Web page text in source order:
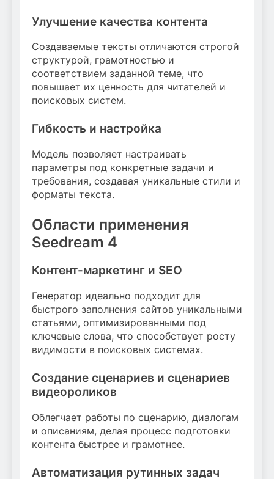
Улучшение качества контента
Создаваемые тексты отличаются строгой
структурой, грамотностью и
соответствием заданной теме, что
повышает их ценность для читателей и
поисковых систем.
Гибкость и настройка
Модель позволяет настраивать
параметры под конкретные задачи и
требования, создавая уникальные стили и
форматы текста.
Области применения
Seedream 4
Контент-маркетинг и SEO
Генератор идеально подходит для
быстрого заполнения сайтов уникальными
статьями, оптимизированными под
ключевые слова, что способствует росту
видимости в поисковых системах.
Создание сценариев и сценариев
видеороликов
Облегчает работы по сценарию, диалогам
и описаниям, делая процесс подготовки
контента быстрее и грамотнее.
Автоматизация рутинных задач